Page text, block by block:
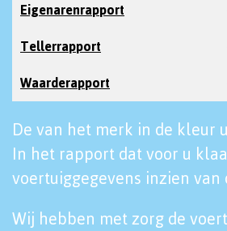
Eigenarenrapport
Tellerrapport
Waarderapport
De van het merk in de kleur
In het rapport dat voor u
voertuiggegevens inzien van
Wij hebben met zorg de